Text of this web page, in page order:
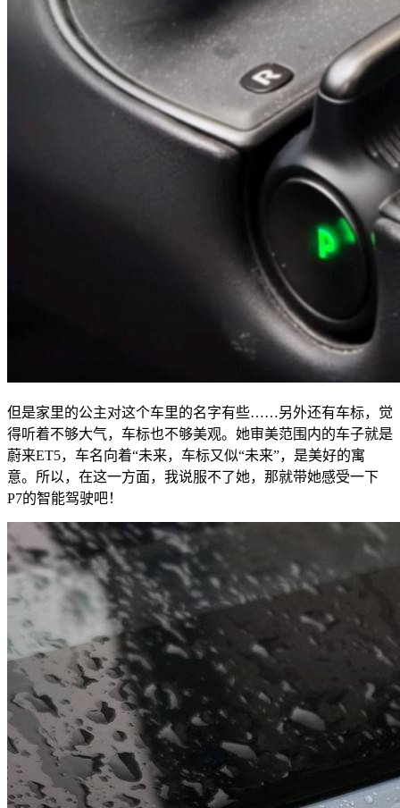
但是家里的公主对这个车里的名字有些……另外还有车标，觉
得听着不够大气，车标也不够美观。她审美范围内的车子就是
蔚来ET5，车名向着“未来，车标又似“未来”，是美好的寓
意。所以，在这一方面，我说服不了她，那就带她感受一下
P7的智能驾驶吧！